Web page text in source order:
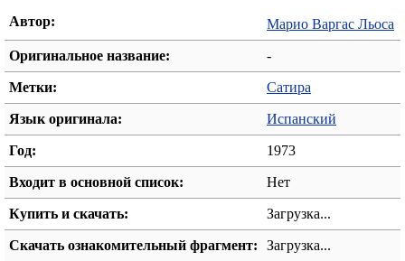
Автор: Марио Варгас Льоса
Оригинальное название: -
Метки: Сатира
Язык оригинала: Испанский
Год: 1973
Входит в основной список: Нет
Купить и скачать: Загрузка...
Скачать ознакомительный фрагмент: Загрузка...